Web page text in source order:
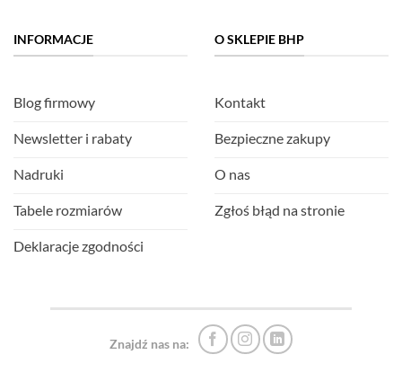
INFORMACJE
Blog firmowy
Newsletter i rabaty
Nadruki
Tabele rozmiarów
Deklaracje zgodności
O SKLEPIE BHP
Kontakt
Bezpieczne zakupy
O nas
Zgłoś błąd na stronie
Znajdź nas na: